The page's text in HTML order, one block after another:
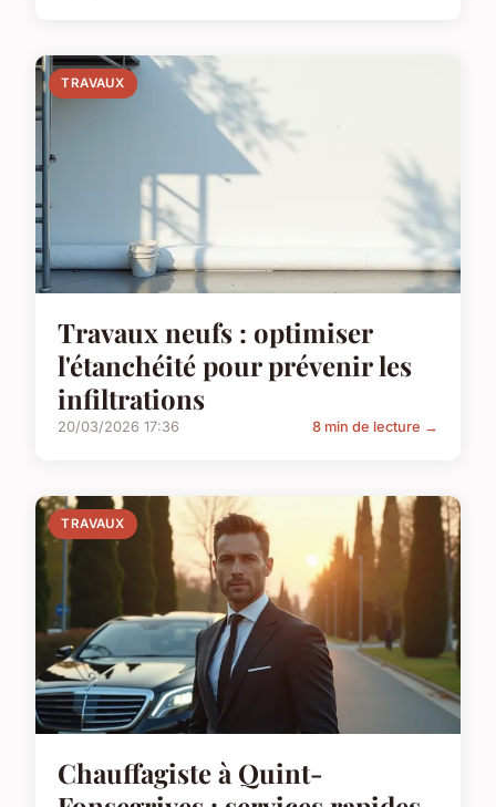
TRAVAUX
Travaux neufs : optimiser
l'étanchéité pour prévenir les
infiltrations
20/03/2026 17:36 8 min de lecture →
TRAVAUX
Chauffagiste à Quint-